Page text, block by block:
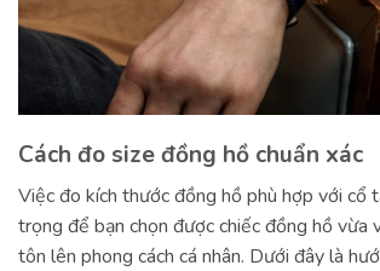
Cách đo size đồng hồ chuẩn xác
Việc đo kích thước đồng hồ phù hợp với cổ
trọng để bạn chọn được chiếc đồng hồ vừa
tôn lên phong cách cá nhân. Dưới đây là